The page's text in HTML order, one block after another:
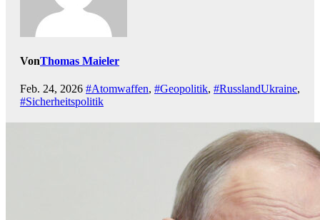
VonThomas Maieler
Feb. 24, 2026 #Atomwaffen, #Geopolitik, #RusslandUkraine,
#Sicherheitspolitik